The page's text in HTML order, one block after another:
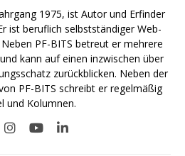
1975, ist Autor und Erfinder
ist beruflich selbstständiger Web-
PF-BITS betreut er mehrere
kann auf einen inzwischen über
zurückblicken. Neben der
PF-BITS schreibt er regelmäßig
und Kolumnen.